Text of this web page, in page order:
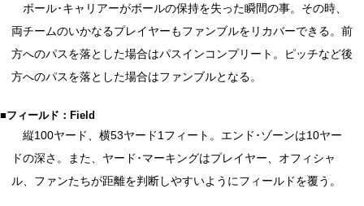
ボール･キャリアーがボールの保持を失った瞬間の事。その時、
両チームのいかなるプレイヤーもファンブルをリカバーできる。前
方へのパスを落とした場合はパスインコンプリート。ピッチなど後
方へのパスを落とした場合はファンブルとなる。
■フィールド：Field
縦100ヤード、横53ヤード1フィート。エンド･ゾーンは10ヤー
ドの深さ。また、ヤード･マーキングはプレイヤー、オフィシャ
ル、ファンたちが距離を判断しやすいようにフィールドを覆う。